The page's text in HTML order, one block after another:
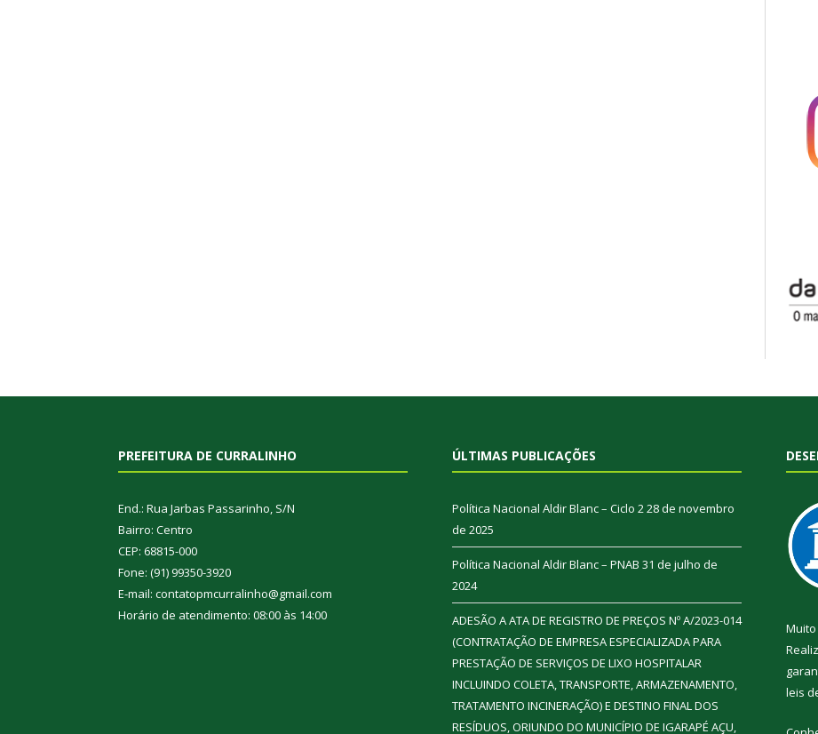
PREFEITURA DE CURRALINHO
End.: Rua Jarbas Passarinho, S/N
Bairro: Centro
CEP: 68815-000
Fone: (91) 99350-3920
E-mail: contatopmcurralinho@gmail.com
Horário de atendimento: 08:00 às 14:00
ÚLTIMAS PUBLICAÇÕES
Política Nacional Aldir Blanc – Ciclo 228 de novembro
de 2025
Política Nacional Aldir Blanc – PNAB 31 de julho de
2024
ADESÃO A ATA DE REGISTRO DE PREÇOS Nº A/2023-014
(CONTRATAÇÃO DE EMPRESA ESPECIALIZADA PARA
PRESTAÇÃO DE SERVIÇOS DE LIXO HOSPITALAR
INCLUINDO COLETA, TRANSPORTE, ARMAZENAMENTO,
TRATAMENTO INCINERAÇÃO) E DESTINO FINAL DOS
RESÍDUOS, ORIUNDO DO MUNICÍPIO DE IGARAPÉ AÇU,
leis